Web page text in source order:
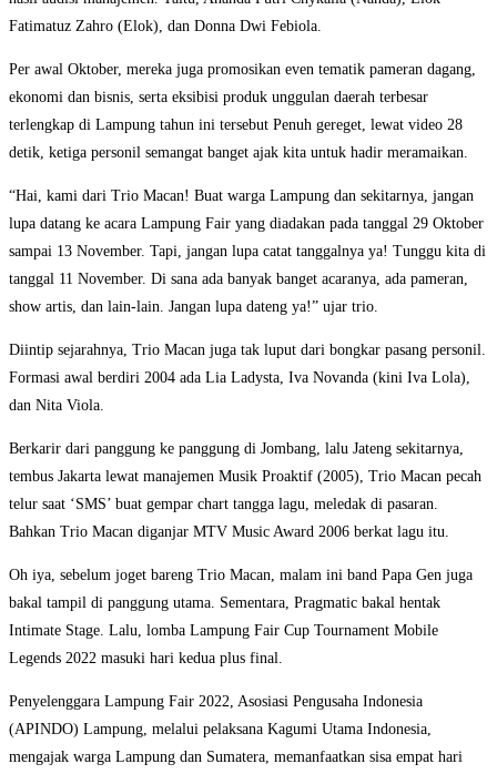
Fatimatuz Zahro (Elok), dan Donna Dwi Febiola.
Per awal Oktober, mereka juga promosikan even tematik pameran dagang,
ekonomi dan bisnis, serta eksibisi produk unggulan daerah terbesar
terlengkap di Lampung tahun ini tersebut Penuh gereget, lewat video 28
detik, ketiga personil semangat banget ajak kita untuk hadir meramaikan.
“Hai, kami dari Trio Macan! Buat warga Lampung dan sekitarnya, jangan
lupa datang ke acara Lampung Fair yang diadakan pada tanggal 29 Oktober
sampai 13 November. Tapi, jangan lupa catat tanggalnya ya! Tunggu kita di
tanggal 11 November. Di sana ada banyak banget acaranya, ada pameran,
show artis, dan lain-lain. Jangan lupa dateng ya!” ujar trio.
Diintip sejarahnya, Trio Macan juga tak luput dari bongkar pasang personil.
Formasi awal berdiri 2004 ada Lia Ladysta, Iva Novanda (kini Iva Lola),
dan Nita Viola.
Berkarir dari panggung ke panggung di Jombang, lalu Jateng sekitarnya,
tembus Jakarta lewat manajemen Musik Proaktif (2005), Trio Macan pecah
telur saat ‘SMS’ buat gempar chart tangga lagu, meledak di pasaran.
Bahkan Trio Macan diganjar MTV Music Award 2006 berkat lagu itu.
Oh iya, sebelum joget bareng Trio Macan, malam ini band Papa Gen juga
bakal tampil di panggung utama. Sementara, Pragmatic bakal hentak
Intimate Stage. Lalu, lomba Lampung Fair Cup Tournament Mobile
Legends 2022 masuki hari kedua plus final.
Penyelenggara Lampung Fair 2022, Asosiasi Pengusaha Indonesia
(APINDO) Lampung, melalui pelaksana Kagumi Utama Indonesia,
mengajak warga Lampung dan Sumatera, memanfaatkan sisa empat hari